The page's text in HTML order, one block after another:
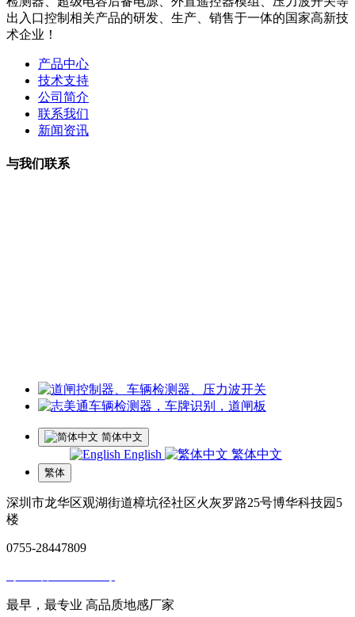
出入口控制相关产品的研发、生产、销售于一体的国家高新技
术企业！
产品中心
技术支持
公司简介
联系我们
新闻资讯
与我们联系
简体中文
English 繁体中文
繁体
深圳市龙华区观湖街道樟坑径社区火灰罗路25号博华科技园5
楼
0755-28447809
最早，最专业 高品质地感厂家